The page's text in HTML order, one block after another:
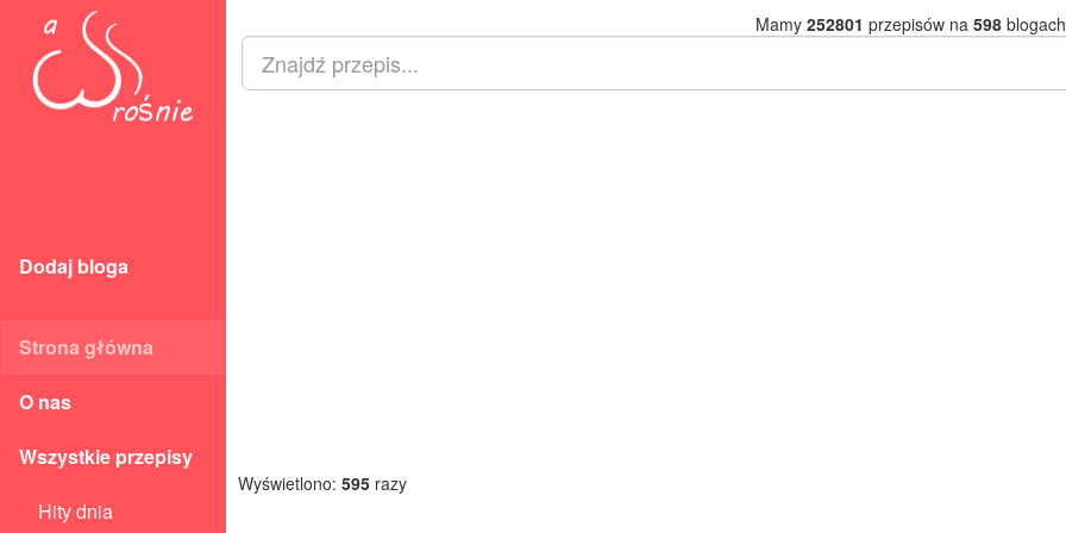
Dodaj bloga
Strona główna
O nas
Wszystkie przepisy
Hity dnia
Mamy 252801 przepisów na 598
Wyświetlono: 595 razy